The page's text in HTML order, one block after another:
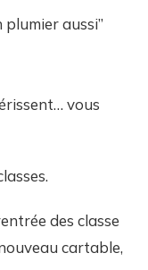
aussi”
vous
des classe
cartable,